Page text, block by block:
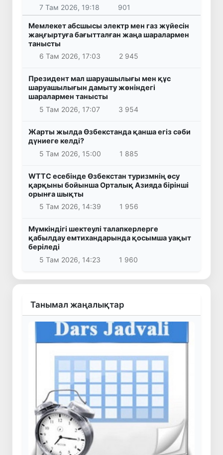
7 Там 2026, 19:18 901
Мемлекет абсшысы электр мен газ жүйесін
жаңғыртуға бағытталған жаңа шаралармен
танысты
6 Там 2026, 17:03
2 945
Президент мал шаруашылығы мен құс
шаруашылығын дамыту жөніндегі
шаралармен танысты
5 Там 2026, 17:07
3 954
Жарты жылда Өзбекстанда қанша егіз сәби
дүниеге келді?
5 Там 2026, 15:00
1 885
WTTC есебінде Өзбекстан туризмнің өсу
қарқыны бойынша Орталық Азияда бірінші
орынға шықты
5 Там 2026, 14:39
1 956
Мүмкіндігі шектеулі талапкерлерге
қабылдау емтихандарында қосымша уақыт
беріледі
5 Там 2026, 14:23
1 960
Танымал жаңалықтар